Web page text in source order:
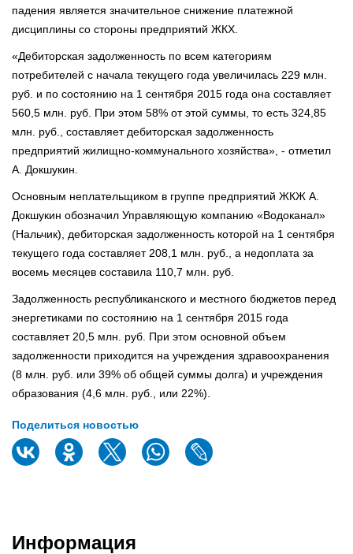
падения является значительное снижение платежной
дисциплины со стороны предприятий ЖКХ.
«Дебиторская задолженность по всем категориям
потребителей с начала текущего года увеличилась 229 млн.
руб. и по состоянию на 1 сентября 2015 года она составляет
560,5 млн. руб. При этом 58% от этой суммы, то есть 324,85
млн. руб., составляет дебиторская задолженность
предприятий жилищно-коммунального хозяйства», - отметил
А. Докшукин.
Основным неплательщиком в группе предприятий ЖКЖ А.
Докшукин обозначил Управляющую компанию «Водоканал»
(Нальчик), дебиторская задолженность которой на 1 сентября
текущего года составляет 208,1 млн. руб., а недоплата за
восемь месяцев составила 110,7 млн. руб.
Задолженность республиканского и местного бюджетов перед
энергетиками по состоянию на 1 сентября 2015 года
составляет 20,5 млн. руб. При этом основной объем
задолженности приходится на учреждения здравоохранения
(8 млн. руб. или 39% об общей суммы долга) и учреждения
образования (4,6 млн. руб., или 22%).
Поделиться новостью
Информация